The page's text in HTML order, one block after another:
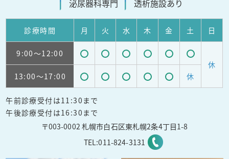
泌尿器科専門 透析施設あり
診療時間 月 火 水 木 金 土 日
9:00～12:00
受
付
能
受
付
受
付
受
付
受
付
受
付
休
13:00～17:00
受
付
可
能
受
能
受
能
受
能
受
能
休
午前診療受付は11:30まで
午後診療受付は16:30まで
〒003-0002 札幌市白石区東札幌2条4丁目1-8
TEL:011-824-3131